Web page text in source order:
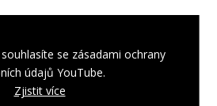
se zásadami ochrany
údajů YouTube.
Zjistit více